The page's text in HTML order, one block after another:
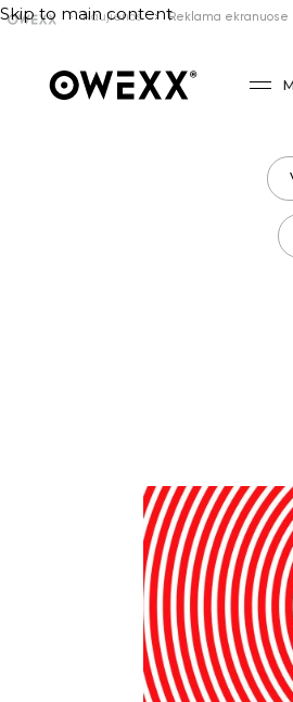
Skip to main content
Naujienos Reklama ekranuose